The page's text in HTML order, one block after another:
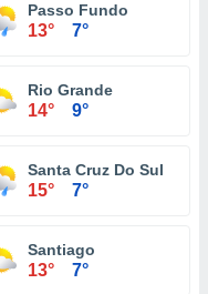
Passo Fundo
13° 7°
Rio Grande
14° 9°
Santa Cruz Do Sul
15° 7°
Santiago
13° 7°